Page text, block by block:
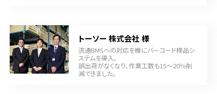
トーソー 株式会社 様
流通BMSへの対応を機にバーコード検品シ
ステムを導入。
誤出荷がなくなり、作業工数も15～20％削
減できました。